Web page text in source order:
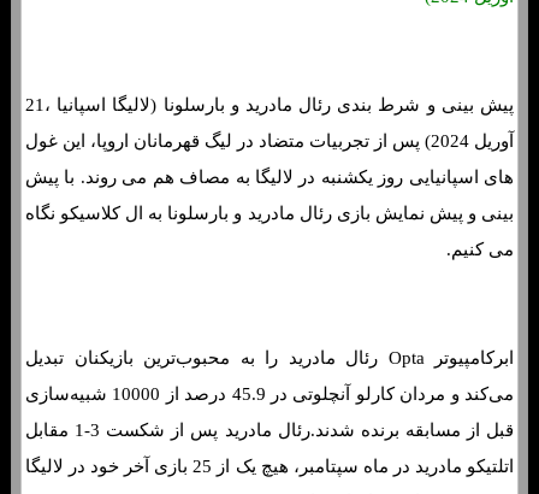
پیش بینی و شرط بندی رئال مادرید و بارسلونا (لالیگا اسپانیا ،21
آوریل 2024) پس از تجربیات متضاد در لیگ قهرمانان اروپا، این غول
های اسپانیایی روز یکشنبه در لالیگا به مصاف هم می روند. با پیش
بینی و پیش نمایش بازی رئال مادرید و بارسلونا به ال کلاسیکو نگاه
می کنیم.
ابرکامپیوتر Opta رئال مادرید را به محبوب‌ترین بازیکنان تبدیل
می‌کند و مردان کارلو آنچلوتی در 45.9 درصد از 10000 شبیه‌سازی
قبل از مسابقه برنده شدند.رئال مادرید پس از شکست 3-1 مقابل
اتلتیکو مادرید در ماه سپتامبر، هیچ یک از 25 بازی آخر خود در لالیگا